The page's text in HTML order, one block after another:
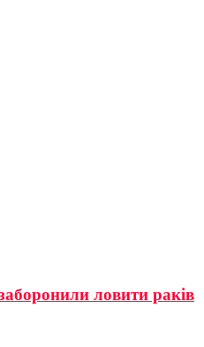
ловити раків